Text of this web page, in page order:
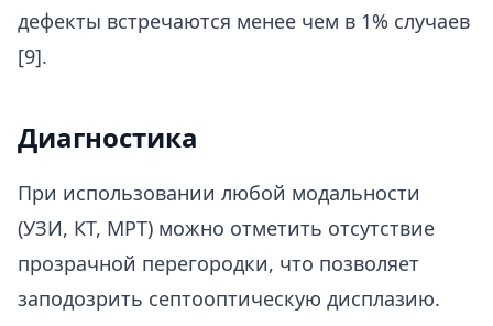
дефекты встречаются менее чем в 1% случаев
[9].
Диагностика
При использовании любой модальности
(УЗИ, КТ, МРТ) можно отметить отсутствие
прозрачной перегородки, что позволяет
заподозрить септооптическую дисплазию.